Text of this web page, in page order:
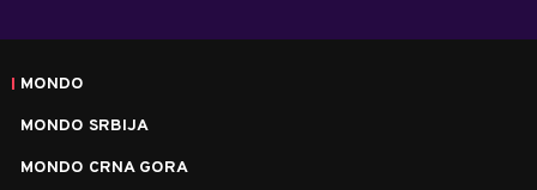
MONDO
MONDO SRBIJA
MONDO CRNA GORA